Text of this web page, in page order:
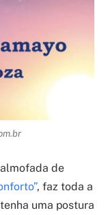
de
, faz toda a
uma postura